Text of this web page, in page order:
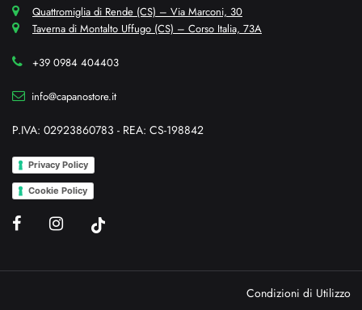
Quattromiglia di Rende (CS) – Via Marconi, 30
Taverna di Montalto Uffugo (CS) – Corso Italia, 73A
+39 0984 404403
info@capanostore.it
P.IVA: 02923860783 - REA: CS-198842
Privacy Policy
Cookie Policy
Condizioni di Utilizzo